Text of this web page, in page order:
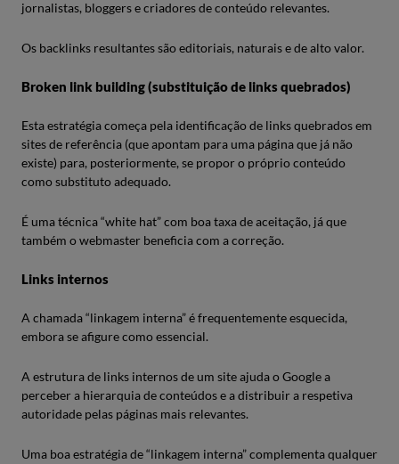
jornalistas, bloggers e criadores de conteúdo relevantes.
Os backlinks resultantes são editoriais, naturais e de alto valor.
Broken link building (substituição de links quebrados)
Esta estratégia começa pela identificação de links quebrados em
sites de referência (que apontam para uma página que já não
existe) para, posteriormente, se propor o próprio conteúdo
como substituto adequado.
É uma técnica “white hat” com boa taxa de aceitação, já que
também o webmaster beneficia com a correção.
Links internos
A chamada “linkagem interna” é frequentemente esquecida,
embora se afigure como essencial.
A estrutura de links internos de um site ajuda o Google a
perceber a hierarquia de conteúdos e a distribuir a respetiva
autoridade pelas páginas mais relevantes.
Uma boa estratégia de “linkagem interna” complementa qualquer